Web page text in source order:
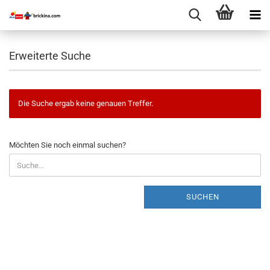
Erweiterte Suche
Die Suche ergab keine genauen Treffer.
MÖCHTEN
SIE
NOCH
EINMAL
Möchten Sie noch einmal suchen?
SUCHEN